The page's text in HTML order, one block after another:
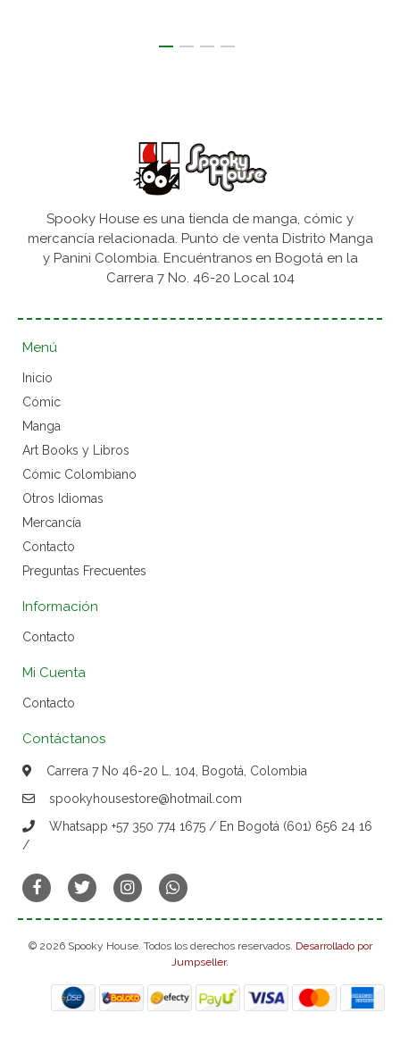
Spooky House es una tienda de manga, cómic y
mercancía relacionada. Punto de venta Distrito Manga
y Panini Colombia. Encuéntranos en Bogotá en la
Carrera 7 No. 46-20 Local 104
Menú
Inicio
Cómic
Manga
Art Books y Libros
Cómic Colombiano
Otros Idiomas
Mercancía
Contacto
Preguntas Frecuentes
Información
Contacto
Mi Cuenta
Contacto
Contáctanos
Carrera 7 No 46-20 L. 104, Bogotá, Colombia
spookyhousestore@hotmail.com
Whatsapp +57 350 774 1675 / En Bogotá (601) 656 24 16
/
© 2026 Spooky House. Todos los derechos reservados. Desarrollado por
Jumpseller.